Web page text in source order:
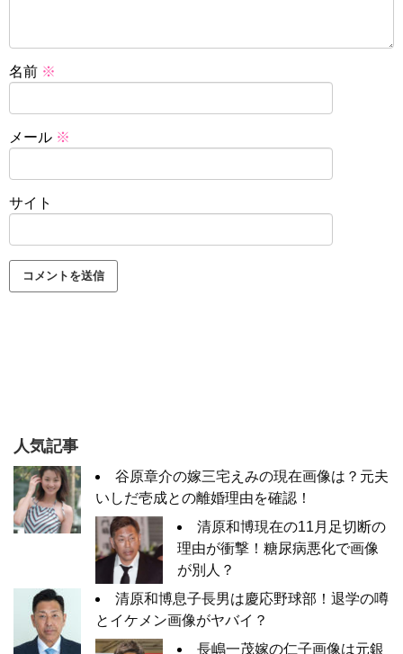
名前 ※
メール ※
サイト
人気記事
谷原章介の嫁三宅えみの現在画像は？元夫
いしだ壱成との離婚理由を確認！
清原和博現在の11月足切断の
理由が衝撃！糖尿病悪化で画像
が別人？
清原和博息子長男は慶応野球部！退学の噂
とイケメン画像がヤバイ？
長嶋一茂嫁の仁子画像は元銀